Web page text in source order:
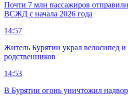
Почти 7 млн пассажиров
ВСЖД с начала 2026 года
14:57
Житель Бурятии украл велосипед и
родственников
14:53
В Бурятии огонь уничтожил